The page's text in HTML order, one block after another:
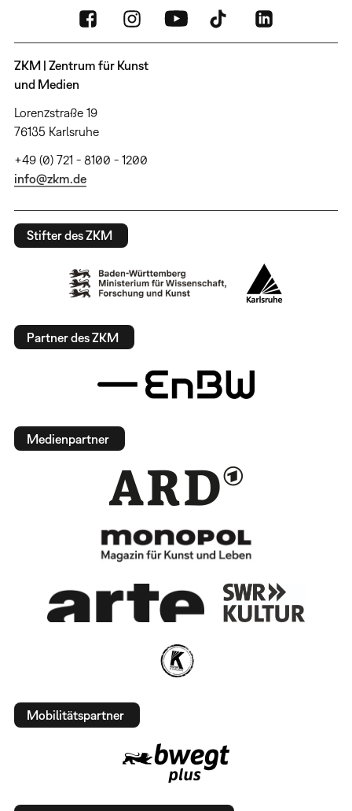
ZKM | Zentrum für Kunst
und Medien
Lorenzstraße 19
76135 Karlsruhe
+49 (0) 721 - 8100 - 1200
info@zkm.de
Stifter des ZKM
Partner des ZKM
Medienpartner
Mobilitätspartner